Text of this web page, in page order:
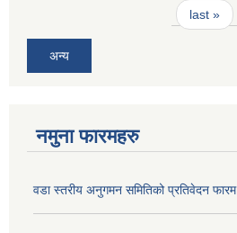
last »
अन्य
नमुना फारमहरु
वडा स्तरीय अनुगमन समितिको प्रतिवेदन फारम